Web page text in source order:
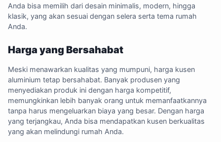
Anda bisa memilih dari desain minimalis, modern, hingga
klasik, yang akan sesuai dengan selera serta tema rumah
Anda.
Harga yang Bersahabat
Meski menawarkan kualitas yang mumpuni, harga kusen
aluminium tetap bersahabat. Banyak produsen yang
menyediakan produk ini dengan harga kompetitif,
memungkinkan lebih banyak orang untuk memanfaatkannya
tanpa harus mengeluarkan biaya yang besar. Dengan harga
yang terjangkau, Anda bisa mendapatkan kusen berkualitas
yang akan melindungi rumah Anda.